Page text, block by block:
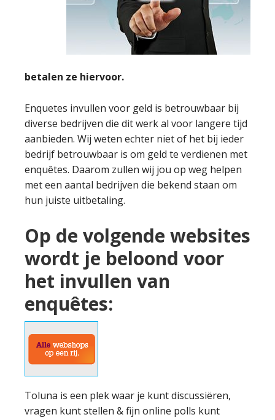
betalen ze hiervoor.
Enquetes invullen voor geld is betrouwbaar bij
diverse bedrijven die dit werk al voor langere tijd
aanbieden. Wij weten echter niet of het bij ieder
bedrijf betrouwbaar is om geld te verdienen met
enquêtes. Daarom zullen wij jou op weg helpen
met een aantal bedrijven die bekend staan om
hun juiste uitbetaling.
Op de volgende websites
wordt je beloond voor
het invullen van
enquêtes:
Toluna is een plek waar je kunt discussiëren,
vragen kunt stellen & fijn online polls kunt